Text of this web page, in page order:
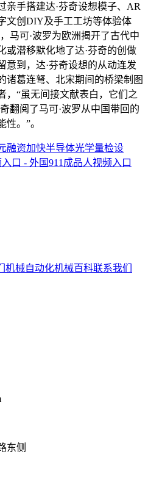
亲手搭建达·芬奇设想模子、AR
文创DIY及手工工坊等体验体
马可·波罗为欧洲揭开了古代中
或潜移默化地了达·芬奇的创做
意到，达·芬奇设想的从动连发
诸葛连弩、北宋期间的桥梁制图
，“虽无间接文献表白，它们之
翻阅了马可·波罗从中国带回的
。”。
融资加快半导体光学量检设
口 - 外国911成品人视频入口
机械自动化机械百科联系我们
东侧